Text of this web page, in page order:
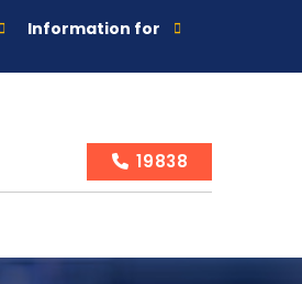
Information for
19838